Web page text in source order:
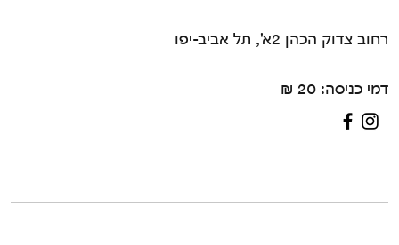
רחוב צדוק הכהן 2א', תל אביב-יפו
דמי כניסה: 20 ₪